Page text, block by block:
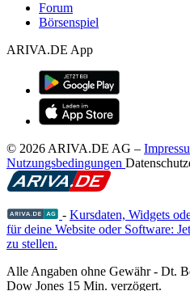
Forum
Börsenspiel
ARIVA.DE App
© 2026 ARIVA.DE AG –
Nutzungsbedingungen
- Kursdaten, Widgets
für deine Website oder Software:
zu stellen.
Alle Angaben ohne Gewähr - Dt.
Dow Jones 15 Min. verzögert.